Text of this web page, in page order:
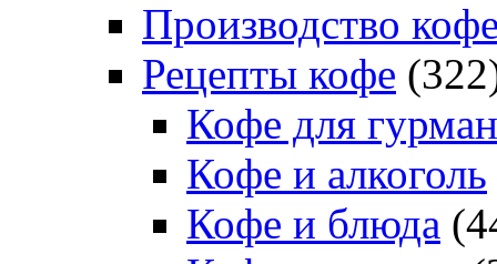
Производство
Рецепты кофе
Кофе для
Кофе и алкоголь
Кофе и блюда